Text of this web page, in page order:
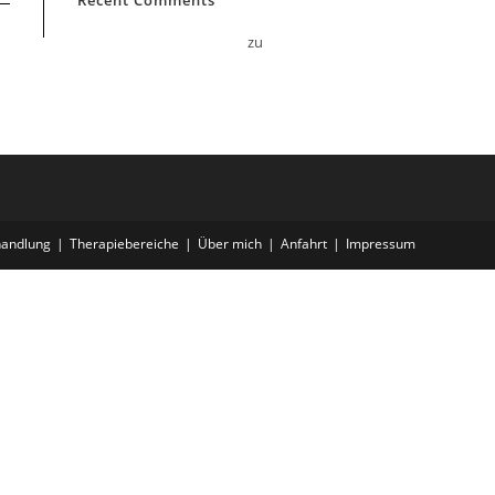
zu
Therapiebereiche Über mich Anfahrt Impressum